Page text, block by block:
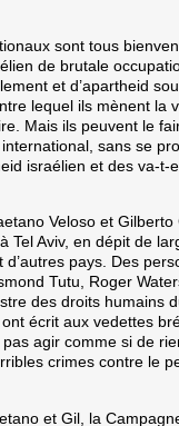
sont tous
de brutale
et d’apartheid
lequel ils mènent la
Mais ils peuvent le
sans se
israélien et des va-t-
Veloso et
Tel Aviv, en dépit de
d’autres pays. Des
Tutu, Roger
des droits humains
ont écrit aux vedettes
agir comme si de
crimes contre le
et Gil, la